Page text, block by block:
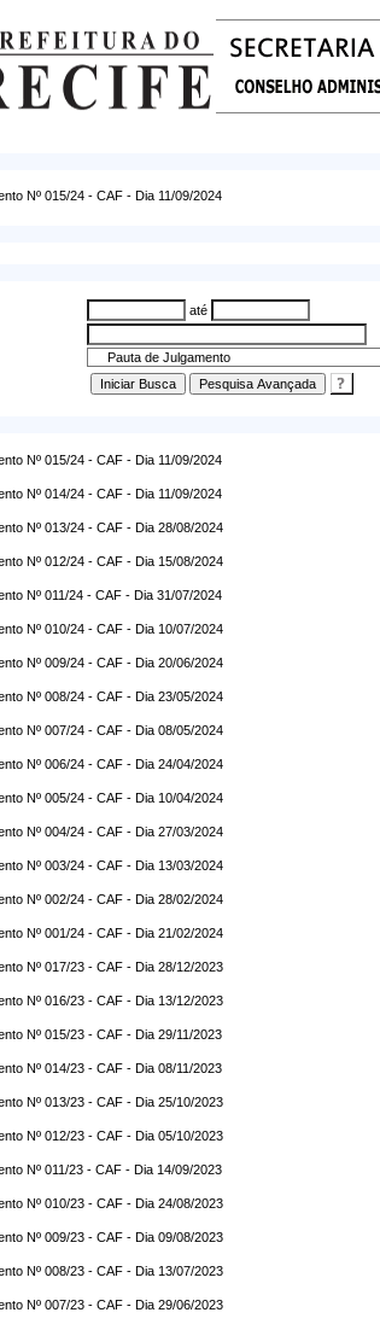
Nº 015/24 - CAF - Dia 11/09/2024
até
Nº 015/24 - CAF - Dia 11/09/2024
Nº 014/24 - CAF - Dia 11/09/2024
Nº 013/24 - CAF - Dia 28/08/2024
Nº 012/24 - CAF - Dia 15/08/2024
Nº 011/24 - CAF - Dia 31/07/2024
Nº 010/24 - CAF - Dia 10/07/2024
Nº 009/24 - CAF - Dia 20/06/2024
Nº 008/24 - CAF - Dia 23/05/2024
Nº 007/24 - CAF - Dia 08/05/2024
Nº 006/24 - CAF - Dia 24/04/2024
Nº 005/24 - CAF - Dia 10/04/2024
Nº 004/24 - CAF - Dia 27/03/2024
Nº 003/24 - CAF - Dia 13/03/2024
Nº 002/24 - CAF - Dia 28/02/2024
Nº 001/24 - CAF - Dia 21/02/2024
Nº 017/23 - CAF - Dia 28/12/2023
Nº 016/23 - CAF - Dia 13/12/2023
Nº 015/23 - CAF - Dia 29/11/2023
Nº 014/23 - CAF - Dia 08/11/2023
Nº 013/23 - CAF - Dia 25/10/2023
Nº 012/23 - CAF - Dia 05/10/2023
Nº 011/23 - CAF - Dia 14/09/2023
Nº 010/23 - CAF - Dia 24/08/2023
Nº 009/23 - CAF - Dia 09/08/2023
Nº 008/23 - CAF - Dia 13/07/2023
Nº 007/23 - CAF - Dia 29/06/2023